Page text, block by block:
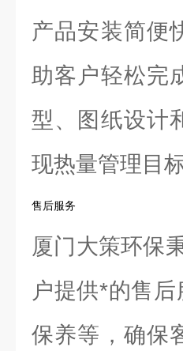
产品安装简便
助客户轻松完
型、图纸设计
现热量管理目标
售后服务
厦门大策环保
户提供*的售
保养等，确保